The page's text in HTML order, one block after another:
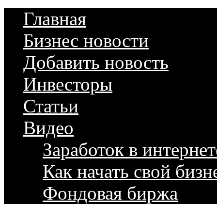
Главная
Бизнес новости
Добавить новость
Инвесторы
Статьи
Видео
Заработок в
Как начать свой
Фондовая биржа